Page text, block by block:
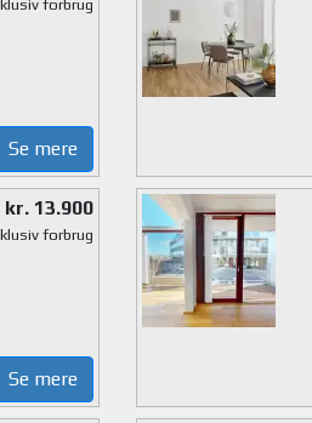
forbrug
Se mere
kr. 13.900
forbrug
Se mere